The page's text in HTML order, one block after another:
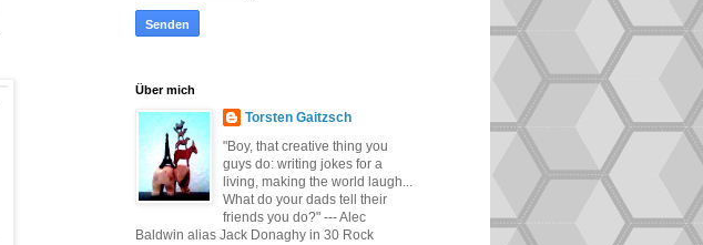
Über mich
Torsten Gaitzsch
"Boy, that creative thing you
guys do: writing jokes for a
living, making the world laugh...
What do your dads tell their
friends you do?" --- Alec
Baldwin alias Jack Donaghy in 30 Rock